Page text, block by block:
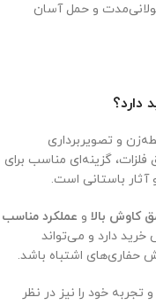
و حمل آسان
دارد؟
و تصویربرداری
گزینه‌ای مناسب برای
باستانی است.
کاوش بالا و عملکرد مناسب
دارد و می‌تواند
حفاری‌های اشتباه باشد.
تجربه خود را نیز در نظر